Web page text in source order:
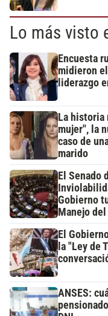
Lo más visto
Encuesta
midieron
liderazgo
La historia
mujer", la
caso de
marido
El Senado
Gobierno
Manejo
El
la "Ley de
ANSES: